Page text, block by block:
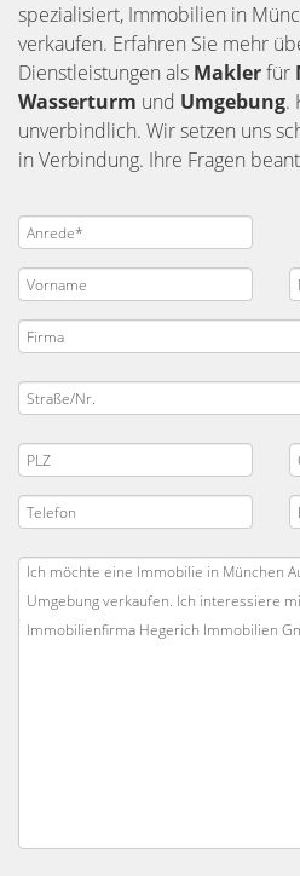
spezialisiert, Immobilien in
verkaufen. Erfahren Sie mehr
Dienstleistungen als Maklerfür
Wasserturm und Umgebung.
unverbindlich. Wir setzen uns
in Verbindung. Ihre Fragen